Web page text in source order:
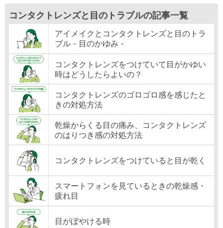
コンタクトレンズと目のトラブルの記事一覧
アイメイクとコンタクトレンズと目のトラ
ブル - 目のかゆみ -
コンタクトレンズをつけていて目がかゆい
時はどうしたらよいの？
コンタクトレンズのゴロゴロ感を感じたと
きの対処方法
乾燥からくる目の痛み、コンタクトレンズ
のはりつき感の対処方法
コンタクトレンズをつけていると目が乾く
スマートフォンを見ているときの乾燥感・
疲れ目
目がぼやける時